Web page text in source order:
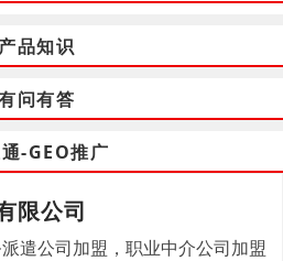
产品知识
问有答
-GEO推广
限公司
遣公司加盟，职业中介公司加盟